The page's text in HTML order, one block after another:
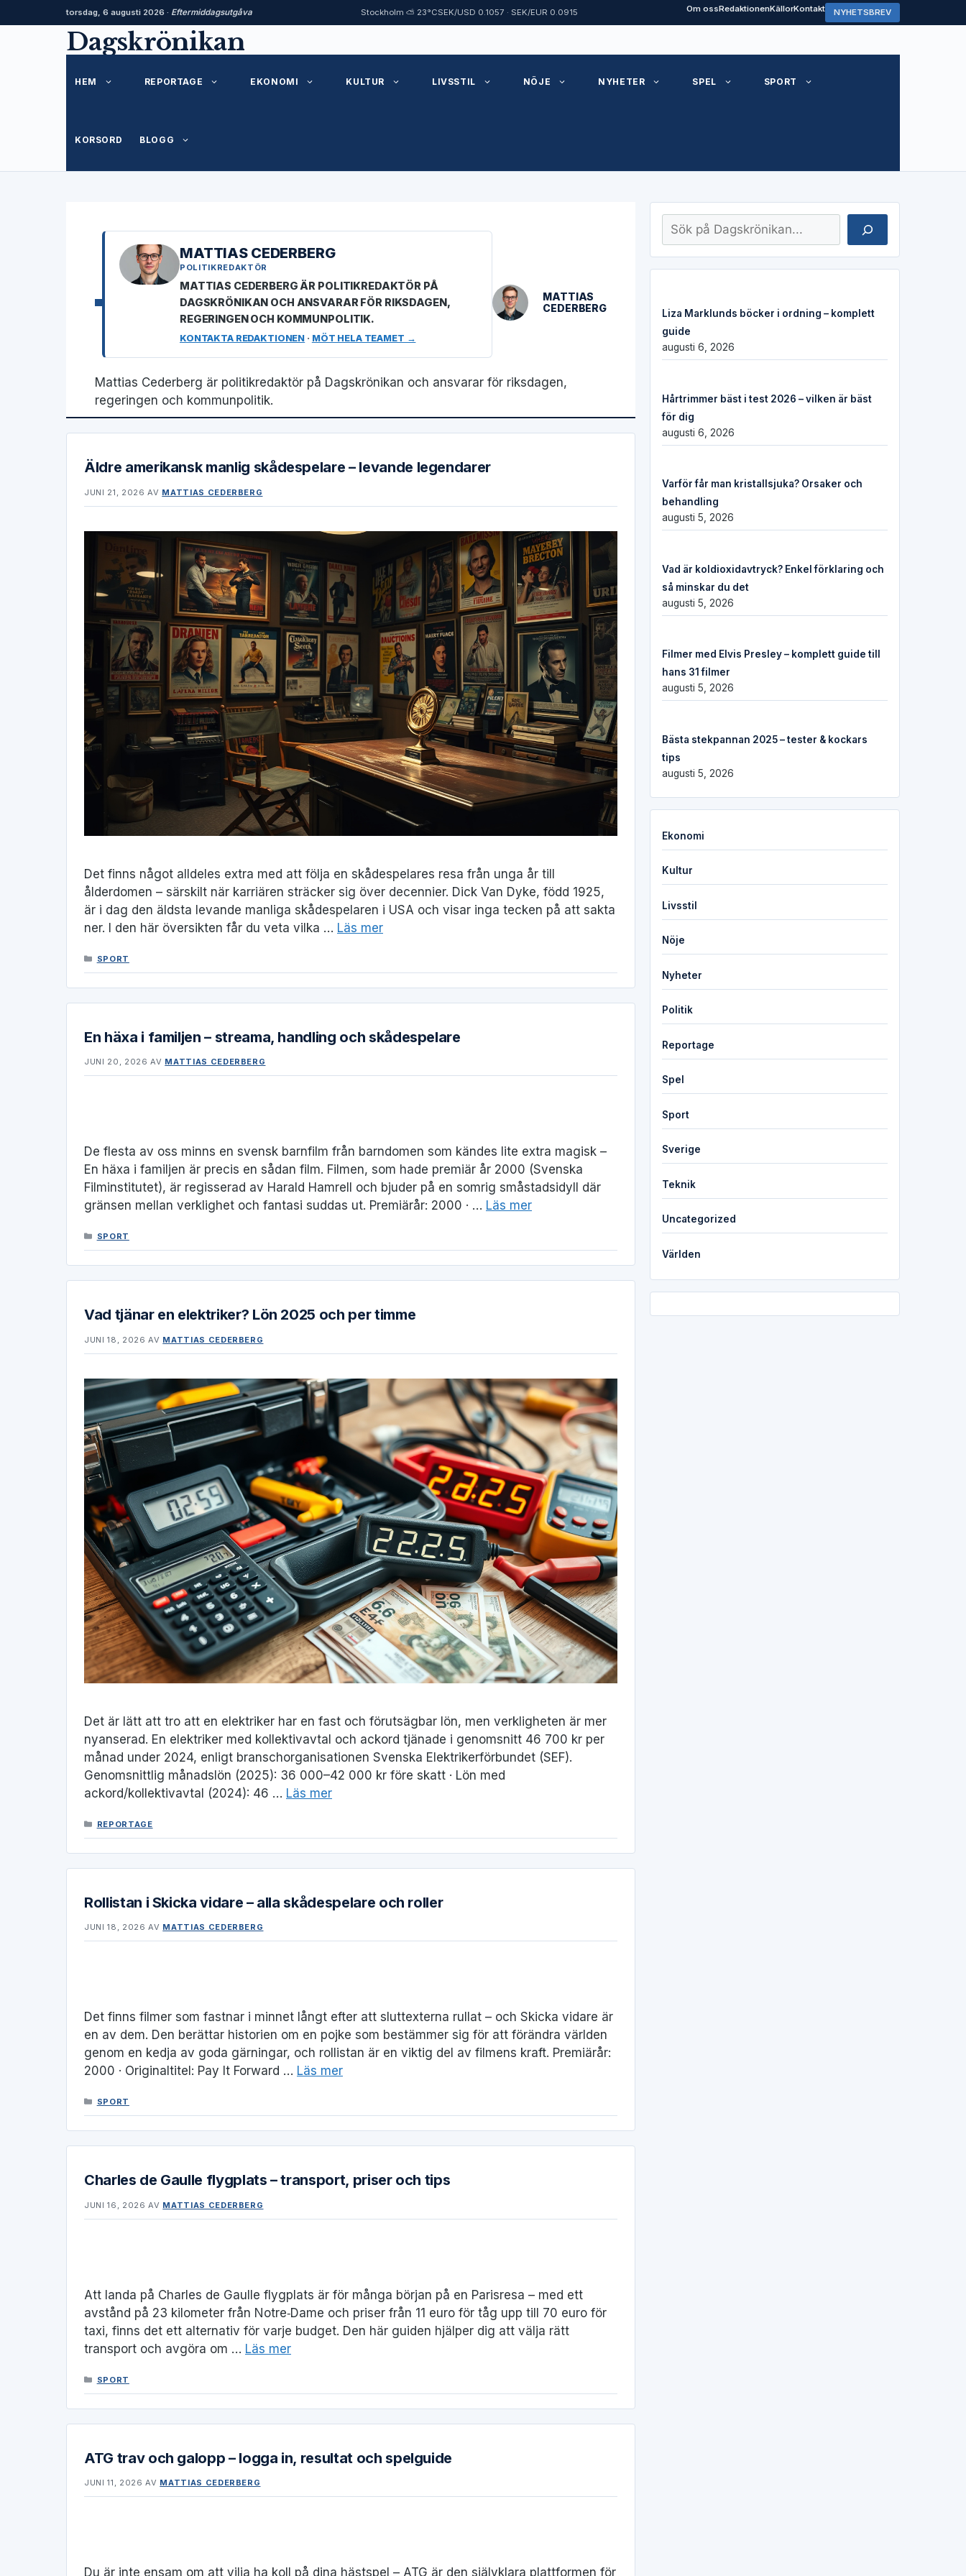
torsdag, 6 augusti 2026 · Eftermiddagsutgåva Stockholm ⛅ 23°CSEK/USD 0.1057 · SEK/EUR 0.0915 Om ossRedaktionenKällorKontakt NYHETSBREV
Dagskrönikan
HEM REPORTAGE EKONOMI KULTUR LIVSSTIL NÖJE NYHETER SPEL SPORT
KORSORD BLOGG
MATTIAS CEDERBERG
POLITIKREDAKTÖR
MATTIAS CEDERBERG ÄR POLITIKREDAKTÖR PÅ
DAGSKRÖNIKAN OCH ANSVARAR FÖR RIKSDAGEN,
REGERINGEN OCH KOMMUNPOLITIK.
KONTAKTA REDAKTIONEN · MÖT HELA TEAMET →
MATTIAS
CEDERBERG
Mattias Cederberg är politikredaktör på Dagskrönikan och ansvarar för riksdagen,
regeringen och kommunpolitik.
Äldre amerikansk manlig skådespelare – levande legendarer
JUNI 21, 2026 AV MATTIAS CEDERBERG
Det finns något alldeles extra med att följa en skådespelares resa från unga år till
ålderdomen – särskilt när karriären sträcker sig över decennier. Dick Van Dyke, född 1925,
är i dag den äldsta levande manliga skådespelaren i USA och visar inga tecken på att sakta
ner. I den här översikten får du veta vilka … Läs mer
KATEGORIER
SPORT
En häxa i familjen – streama, handling och skådespelare
JUNI 20, 2026 AV MATTIAS CEDERBERG
De flesta av oss minns en svensk barnfilm från barndomen som kändes lite extra magisk –
En häxa i familjen är precis en sådan film. Filmen, som hade premiär år 2000 (Svenska
Filminstitutet), är regisserad av Harald Hamrell och bjuder på en somrig småstadsidyll där
gränsen mellan verklighet och fantasi suddas ut. Premiärår: 2000 · … Läs mer
KATEGORIER
SPORT
Vad tjänar en elektriker? Lön 2025 och per timme
JUNI 18, 2026 AV MATTIAS CEDERBERG
Det är lätt att tro att en elektriker har en fast och förutsägbar lön, men verkligheten är mer
nyanserad. En elektriker med kollektivavtal och ackord tjänade i genomsnitt 46 700 kr per
månad under 2024, enligt branschorganisationen Svenska Elektrikerförbundet (SEF).
Genomsnittlig månadslön (2025): 36 000–42 000 kr före skatt · Lön med
ackord/kollektivavtal (2024): 46 … Läs mer
KATEGORIER
REPORTAGE
Rollistan i Skicka vidare – alla skådespelare och roller
JUNI 18, 2026 AV MATTIAS CEDERBERG
Det finns filmer som fastnar i minnet långt efter att sluttexterna rullat – och Skicka vidare är
en av dem. Den berättar historien om en pojke som bestämmer sig för att förändra världen
genom en kedja av goda gärningar, och rollistan är en viktig del av filmens kraft. Premiärår:
2000 · Originaltitel: Pay It Forward … Läs mer
KATEGORIER
SPORT
Charles de Gaulle flygplats – transport, priser och tips
JUNI 16, 2026 AV MATTIAS CEDERBERG
Att landa på Charles de Gaulle flygplats är för många början på en Parisresa – med ett
avstånd på 23 kilometer från Notre‑Dame och priser från 11 euro för tåg upp till 70 euro för
taxi, finns det ett alternativ för varje budget. Den här guiden hjälper dig att välja rätt
transport och avgöra om … Läs mer
KATEGORIER
SPORT
ATG trav och galopp – logga in, resultat och spelguide
JUNI 11, 2026 AV MATTIAS CEDERBERG
Du är inte ensam om att vilja ha koll på dina hästspel – ATG är den självklara plattformen för
Sök
Liza Marklunds böcker i ordning – komplett
guide
augusti 6, 2026
Hårtrimmer bäst i test 2026 – vilken är bäst
för dig
augusti 6, 2026
Varför får man kristallsjuka? Orsaker och
behandling
augusti 5, 2026
Vad är koldioxidavtryck? Enkel förklaring och
så minskar du det
augusti 5, 2026
Filmer med Elvis Presley – komplett guide till
hans 31 filmer
augusti 5, 2026
Bästa stekpannan 2025 – tester & kockars
tips
augusti 5, 2026
Ekonomi
Kultur
Livsstil
Nöje
Nyheter
Politik
Reportage
Spel
Sport
Sverige
Teknik
Uncategorized
Världen